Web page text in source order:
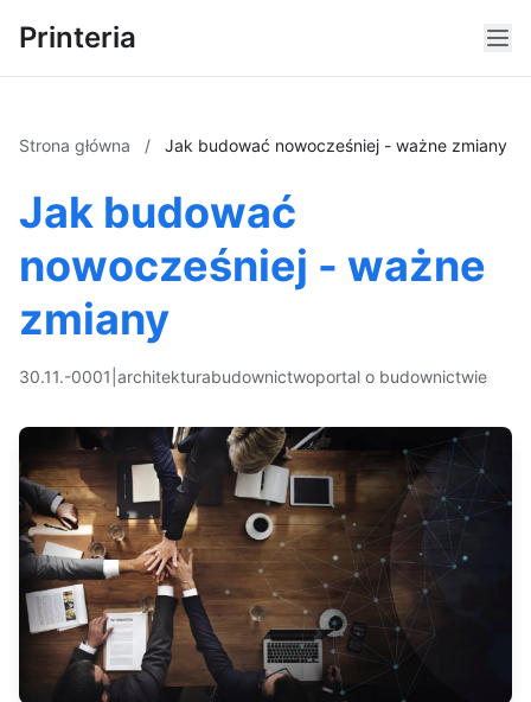
Printeria
Strona główna / Jak budować nowocześniej - ważne zmiany
Jak budować
nowocześniej - ważne
zmiany
30.11.-0001 architekturabudownictwoportal o budownictwie